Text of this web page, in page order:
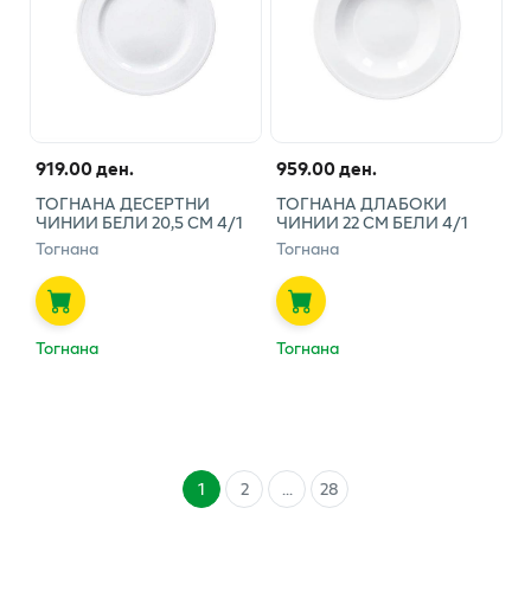
919.00 ден.
ТОГНАНА ДЕСЕРТНИ
ЧИНИИ БЕЛИ 20,5 СМ 4/1
Тогнана
Тогнана
959.00 ден.
ТОГНАНА ДЛАБОКИ
ЧИНИИ 22 СМ БЕЛИ 4/1
Тогнана
Тогнана
1 2 ... 28